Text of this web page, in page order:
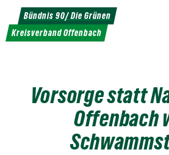
Weiter
zum
Inhalt
Bündnis 90/ Die Grünen
Kreisverband Offenbach
Vorsorge statt
Offenbach